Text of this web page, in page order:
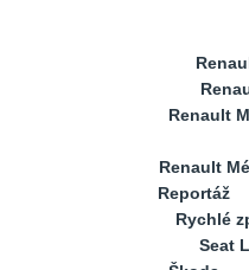
Renault
Renault
Reportáž
Rychlé
Seat